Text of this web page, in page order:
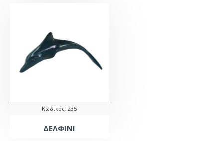
Κωδικός: 235
ΔΕΛΦΙΝΙ